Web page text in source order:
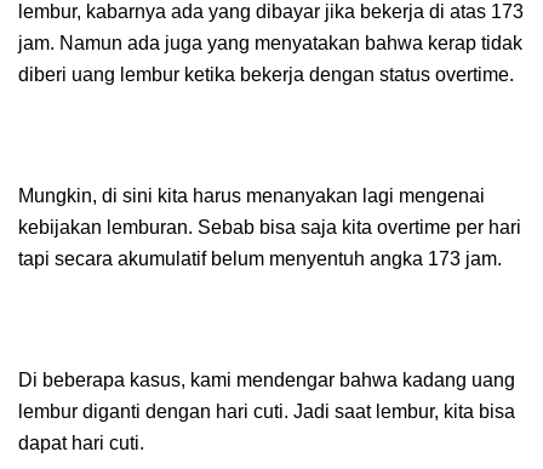
lembur, kabarnya ada yang dibayar jika bekerja di atas 173
jam. Namun ada juga yang menyatakan bahwa kerap tidak
diberi uang lembur ketika bekerja dengan status overtime.
Mungkin, di sini kita harus menanyakan lagi mengenai
kebijakan lemburan. Sebab bisa saja kita overtime per hari
tapi secara akumulatif belum menyentuh angka 173 jam.
Di beberapa kasus, kami mendengar bahwa kadang uang
lembur diganti dengan hari cuti. Jadi saat lembur, kita bisa
dapat hari cuti.